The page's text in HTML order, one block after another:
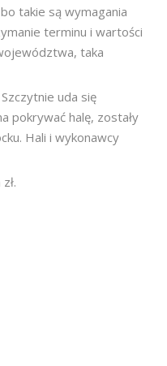
takie są wymagania
terminu i wartości
taka
uda się
pokrywać halę, zostały
Hali i wykonawcy